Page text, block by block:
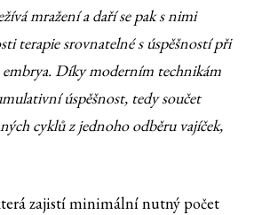
mražení a daří se pak s nimi
terapie srovnatelné s úspěšností při
embrya. Díky moderním technikám
úspěšnost, tedy součet
cyklů z jednoho odběru vajíček,
zajistí minimální nutný počet